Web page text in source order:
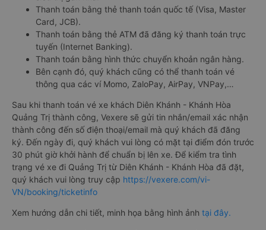
Thanh toán bằng thẻ thanh toán quốc tế (Visa, Master
Card, JCB).
Thanh toán bằng thẻ ATM đã đăng ký thanh toán trực
tuyến (Internet Banking).
Thanh toán bằng hình thức chuyển khoản ngân hàng.
Bên cạnh đó, quý khách cũng có thể thanh toán vé
thông qua các ví Momo, ZaloPay, AirPay, VNPay,…
Sau khi thanh toán vé xe khách Diên Khánh - Khánh Hòa
Quảng Trị thành công, Vexere sẽ gửi tin nhắn/email xác nhận
thành công đến số điện thoại/email mà quý khách đã đăng
ký. Đến ngày đi, quý khách vui lòng có mặt tại điểm đón trước
30 phút giờ khởi hành để chuẩn bị lên xe. Để kiểm tra tình
trạng vé xe đi Quảng Trị từ Diên Khánh - Khánh Hòa đã đặt,
quý khách vui lòng truy cập https://vexere.com/vi-
VN/booking/ticketinfo
Xem hướng dẫn chi tiết, minh họa bằng hình ảnh tại đây.